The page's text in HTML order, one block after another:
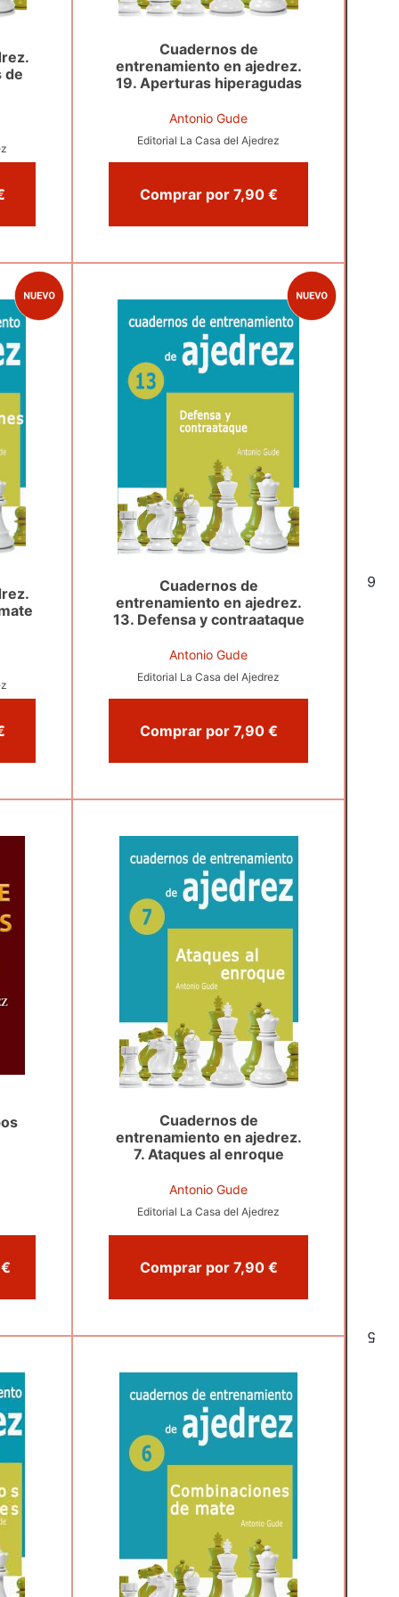
6
5
de
€
Cuadernos de
entrenamiento en ajedrez.
19. Aperturas hiperagudas
Antonio Gude
Editorial La Casa del Ajedrez
Comprar por 7,90 €
€
Cuadernos de
entrenamiento en ajedrez.
13. Defensa y contraataque
Antonio Gude
Editorial La Casa del Ajedrez
Comprar por 7,90 €
Comprar por 29,90 €
Cuadernos de
entrenamiento en ajedrez.
7. Ataques al enroque
Antonio Gude
Editorial La Casa del Ajedrez
Comprar por 7,90 €